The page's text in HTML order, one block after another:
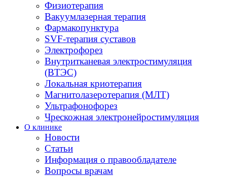
Физиотерапия
Вакуумлазерная терапия
Фармакопунктура
SVF-терапия суставов
Электрофорез
Внутритканевая электростимуляция
(ВТЭС)
Локальная криотерапия
Магнитолазеротерапия (МЛТ)
Ультрафонофорез
Чрескожная электронейростимуляция
О клинике
Новости
Статьи
Информация о правообладателе
Вопросы врачам